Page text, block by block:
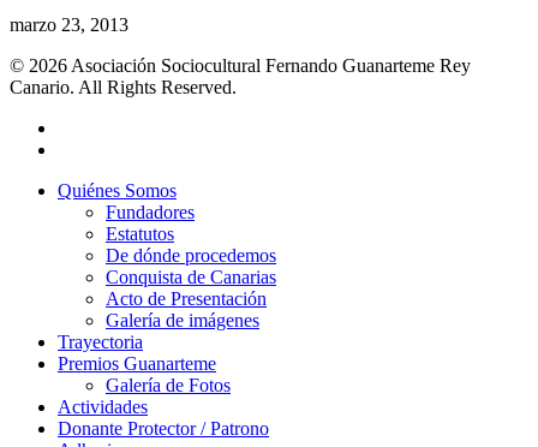
marzo 23, 2013
© 2026 Asociación Sociocultural Fernando Guanarteme Rey
Canario. All Rights Reserved.
Quiénes Somos
Fundadores
Estatutos
De dónde procedemos
Conquista de Canarias
Acto de Presentación
Galería de imágenes
Trayectoria
Premios Guanarteme
Galería de Fotos
Actividades
Donante Protector / Patrono